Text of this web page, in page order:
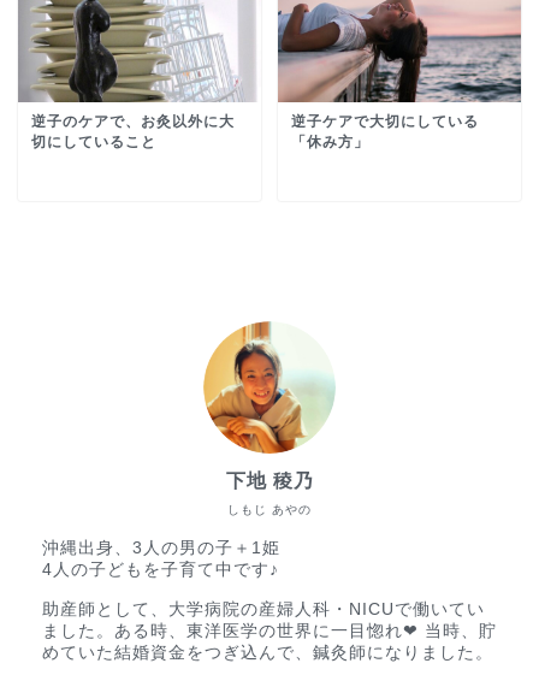
逆子のケアで、お灸以外に大
切にしていること
逆子ケアで大切にしている
「休み方」
しもじ あやの
下地 稜乃
沖縄出身、3人の男の子＋1姫
4人の子どもを子育て中です♪
助産師として、大学病院の産婦人科・NICUで働いてい
ました。ある時、東洋医学の世界に一目惚れ❤︎ 当時、貯
めていた結婚資金をつぎ込んで、鍼灸師になりました。